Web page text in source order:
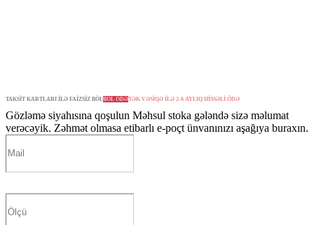
TAKSİT KARTLARI İLƏ FAİZSİZ BÖLBÖL ÖDƏTƏK VƏSİQƏ İLƏ 2-6 AYLIQ HİSSƏLİ ÖDƏ
Gözləmə siyahısına qoşulun Məhsul stoka gələndə sizə məlumat
verəcəyik. Zəhmət olmasa etibarlı e-poçt ünvanınızı aşağıya buraxın.